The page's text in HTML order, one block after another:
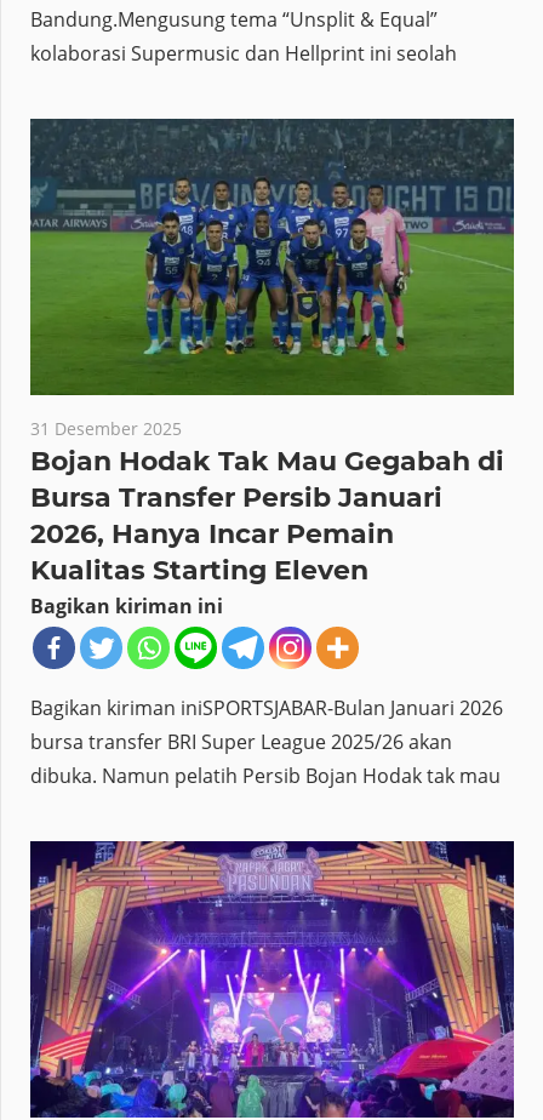
Bandung.Mengusung tema “Unsplit & Equal”
kolaborasi Supermusic dan Hellprint ini seolah
31 Desember 2025
Bojan Hodak Tak Mau Gegabah di
Bursa Transfer Persib Januari
2026, Hanya Incar Pemain
Kualitas Starting Eleven
Bagikan kiriman ini
Bagikan kiriman iniSPORTSJABAR-Bulan Januari 2026
bursa transfer BRI Super League 2025/26 akan
dibuka. Namun pelatih Persib Bojan Hodak tak mau